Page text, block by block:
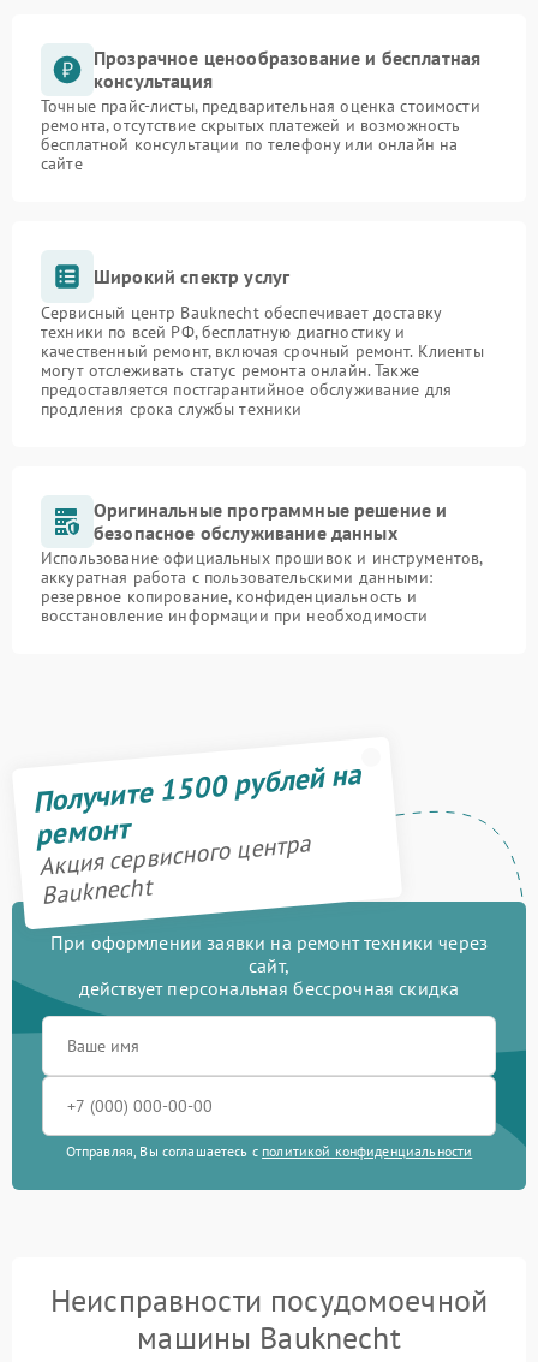
Прозрачное ценообразование и бесплатная
консультация
Точные прайс-листы, предварительная оценка стоимости
ремонта, отсутствие скрытых платежей и возможность
бесплатной консультации по телефону или онлайн на
сайте
Широкий спектр услуг
Сервисный центр Bauknecht обеспечивает доставку
техники по всей РФ, бесплатную диагностику и
качественный ремонт, включая срочный ремонт. Клиенты
могут отслеживать статус ремонта онлайн. Также
предоставляется постгарантийное обслуживание для
продления срока службы техники
Оригинальные программные решение и
безопасное обслуживание данных
Использование официальных прошивок и инструментов,
аккуратная работа с пользовательскими данными:
резервное копирование, конфиденциальность и
восстановление информации при необходимости
Получите 1500 рублей на
ремонт
Акция сервисного центра
Bauknecht
При оформлении заявки на ремонт техники через
сайт,
действует персональная бессрочная скидка
Отправляя, Вы соглашаетесь с политикой конфиденциальности
Неисправности посудомоечной
машины Bauknecht